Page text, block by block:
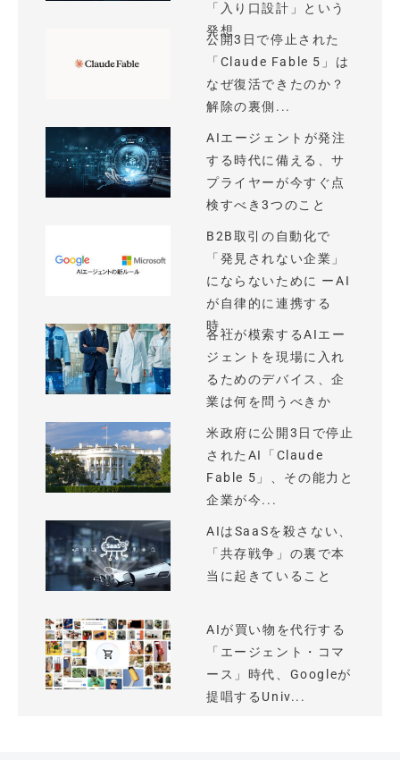
「入り口設計」という
発想
公開3日で停止された
「Claude Fable 5」は
なぜ復活できたのか？
解除の裏側...
AIエージェントが発注
する時代に備える、サ
プライヤーが今すぐ点
検すべき3つのこと
B2B取引の自動化で
「発見されない企業」
にならないために ーAI
が自律的に連携する
時...
各社が模索するAIエー
ジェントを現場に入れ
るためのデバイス、企
業は何を問うべきか
米政府に公開3日で停止
されたAI「Claude
Fable 5」、その能力と
企業が今...
AIはSaaSを殺さない、
「共存戦争」の裏で本
当に起きていること
AIが買い物を代行する
「エージェント・コマ
ース」時代、Googleが
提唱するUniv...